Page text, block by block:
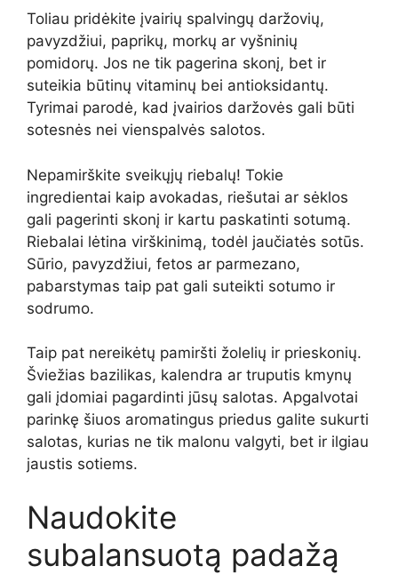
Toliau pridėkite įvairių spalvingų daržovių,
pavyzdžiui, paprikų, morkų ar vyšninių
pomidorų. Jos ne tik pagerina skonį, bet ir
suteikia būtinų vitaminų bei antioksidantų.
Tyrimai parodė, kad įvairios daržovės gali būti
sotesnės nei vienspalvės salotos.
Nepamirškite sveikųjų riebalų! Tokie
ingredientai kaip avokadas, riešutai ar sėklos
gali pagerinti skonį ir kartu paskatinti sotumą.
Riebalai lėtina virškinimą, todėl jaučiatės sotūs.
Sūrio, pavyzdžiui, fetos ar parmezano,
pabarstymas taip pat gali suteikti sotumo ir
sodrumo.
Taip pat nereikėtų pamiršti žolelių ir prieskonių.
Šviežias bazilikas, kalendra ar truputis kmynų
gali įdomiai pagardinti jūsų salotas. Apgalvotai
parinkę šiuos aromatingus priedus galite sukurti
salotas, kurias ne tik malonu valgyti, bet ir ilgiau
jaustis sotiems.
Naudokite
subalansuotą padažą